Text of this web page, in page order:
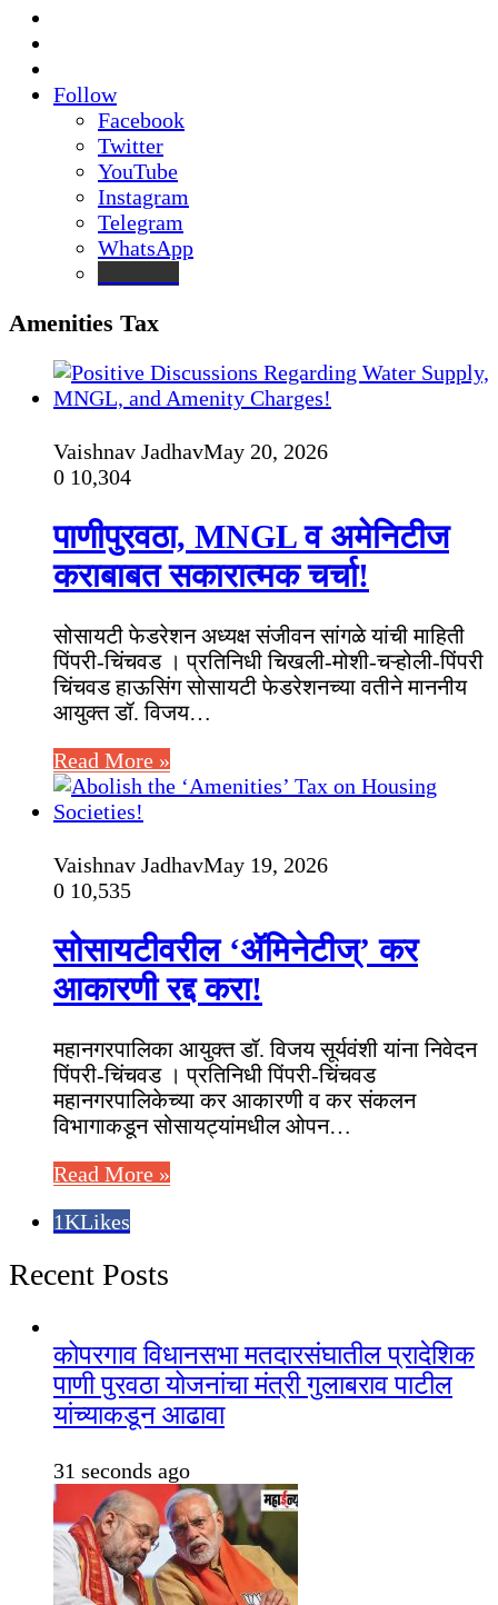
Follow
Facebook
Twitter
YouTube
Instagram
Telegram
WhatsApp
Amenities Tax
Vaishnav JadhavMay 20, 2026
0 10,304
पाणीपुरवठा, MNGL व अमेनिटीज
कराबाबत सकारात्मक चर्चा!
सोसायटी फेडरेशन अध्यक्ष संजीवन सांगळे यांची माहिती
पिंपरी-चिंचवड । प्रतिनिधी चिखली-मोशी-चऱ्होली-पिंपरी
चिंचवड हाऊसिंग सोसायटी फेडरेशनच्या वतीने माननीय
आयुक्त डॉ. विजय…
Read More »
Vaishnav JadhavMay 19, 2026
0 10,535
सोसायटीवरील ‘ॲमिनेटीज्‌’ कर
आकारणी रद्द करा!
महानगरपालिका आयुक्त डॉ. विजय सूर्यवंशी यांना निवेदन
पिंपरी-चिंचवड । प्रतिनिधी पिंपरी-चिंचवड
महानगरपालिकेच्या कर आकारणी व कर संकलन
विभागाकडून सोसायट्यांमधील ओपन…
Read More »
1KLikes
Recent Posts
कोपरगाव विधानसभा मतदारसंघातील प्रादेशिक
पाणी पुरवठा योजनांचा मंत्री गुलाबराव पाटील
यांच्याकडून आढावा
31 seconds ago